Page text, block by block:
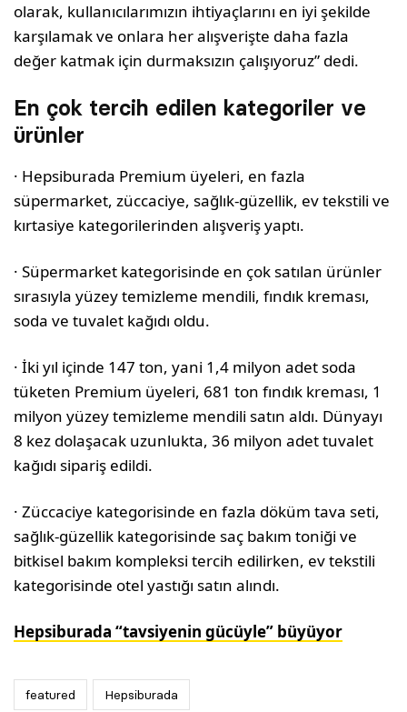
olarak, kullanıcılarımızın ihtiyaçlarını en iyi şekilde
karşılamak ve onlara her alışverişte daha fazla
değer katmak için durmaksızın çalışıyoruz” dedi.
En çok tercih edilen kategoriler ve
ürünler
· Hepsiburada Premium üyeleri, en fazla
süpermarket, züccaciye, sağlık-güzellik, ev tekstili ve
kırtasiye kategorilerinden alışveriş yaptı.
· Süpermarket kategorisinde en çok satılan ürünler
sırasıyla yüzey temizleme mendili, fındık kreması,
soda ve tuvalet kağıdı oldu.
· İki yıl içinde 147 ton, yani 1,4 milyon adet soda
tüketen Premium üyeleri, 681 ton fındık kreması, 1
milyon yüzey temizleme mendili satın aldı. Dünyayı
8 kez dolaşacak uzunlukta, 36 milyon adet tuvalet
kağıdı sipariş edildi.
· Züccaciye kategorisinde en fazla döküm tava seti,
sağlık-güzellik kategorisinde saç bakım toniği ve
bitkisel bakım kompleksi tercih edilirken, ev tekstili
kategorisinde otel yastığı satın alındı.
Hepsiburada “tavsiyenin gücüyle” büyüyor
featured Hepsiburada